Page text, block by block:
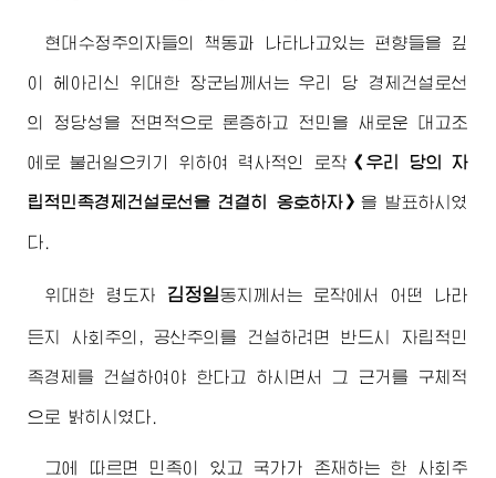
현대수정주의자들의 책동과 나타나고있는 편향들을 깊
이 헤아리신 위대한 장군님 께서는 우리 당 경제건설로선
의 정당성을 전면적으로 론증하고 전민을 새로운 대고조
에로 불러일으키기 위하여 력사적인 로작 《우리 당의 자
립적민족경제건설로선을 견결히 옹호하자》 을 발표하시였
다.
위대한 령도자 김정일동지 께서는 로작에서 어떤 나라
든지 사회주의, 공산주의를 건설하려면 반드시 자립적민
족경제를 건설하여야 한다고 하시면서 그 근거를 구체적
으로 밝히시였다.
그에 따르면 민족이 있고 국가가 존재하는 한 사회주